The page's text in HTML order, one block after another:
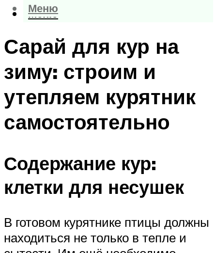
Меню
Меню
Сарай для кур на
зиму: строим и
утепляем курятник
самостоятельно
Содержание кур:
клетки для несушек
В готовом курятнике птицы должны
находиться не только в тепле и